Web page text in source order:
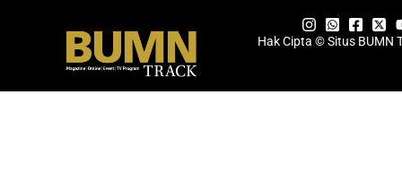
Hak Cipta © Situs BUMN